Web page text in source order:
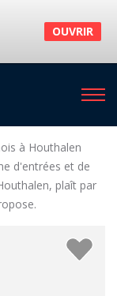
OUVRIR
environs
à Houthalen
d'entrées et de
plaît par